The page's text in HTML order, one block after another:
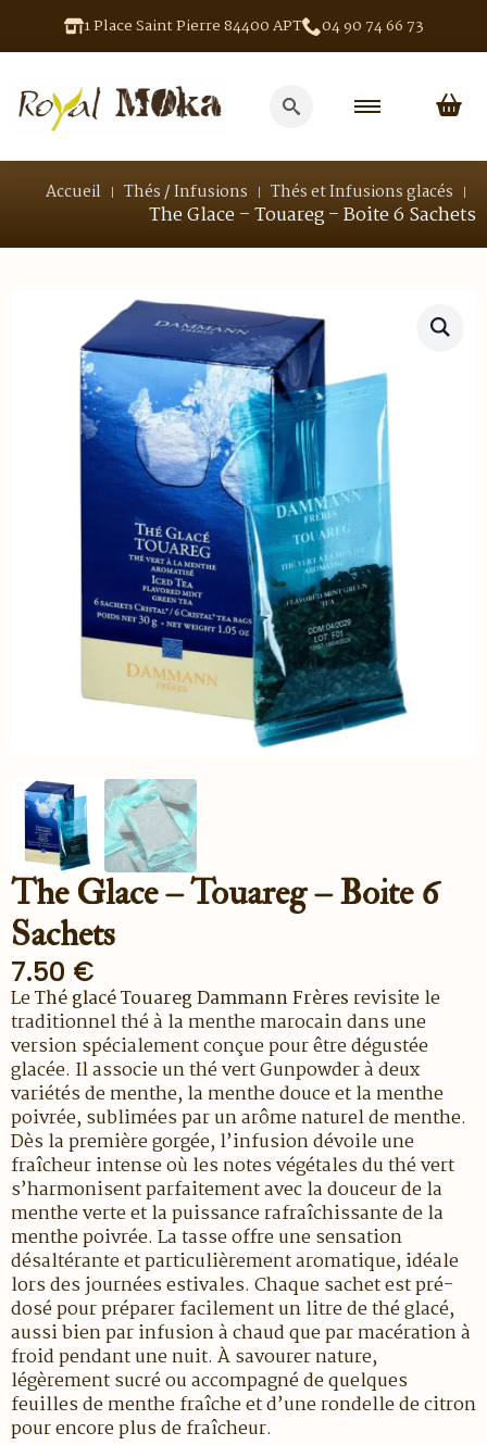
1 Place Saint Pierre 84400 APT 04 90 74 66 73
for:
Accueil Thés / Infusions Thés et Infusions glacés
The Glace – Touareg – Boite 6 Sachets
The Glace – Touareg – Boite 6
Sachets
7.50 €
LeThé glacé Touareg Dammann Frèresrevisite le
traditionnel thé à la menthe marocain dans une
version spécialement conçue pour être dégustée
glacée. Il associe un thé vert Gunpowder à deux
variétés de menthe, la menthe douce et la menthe
poivrée, sublimées par un arôme naturel de menthe.
Dès la première gorgée, l’infusion dévoile une
fraîcheur intense où les notes végétales du thé vert
s’harmonisent parfaitement avec la douceur de la
menthe verte et la puissance rafraîchissante de la
menthe poivrée. La tasse offre une sensation
désaltérante et particulièrement aromatique, idéale
lors des journées estivales. Chaque sachet est pré-
dosé pour préparer facilement un litre de thé glacé,
aussi bien par infusion à chaud que par macération à
froid pendant une nuit. À savourer nature,
légèrement sucré ou accompagné de quelques
feuilles de menthe fraîche et d’une rondelle de citron
pour encore plus de fraîcheur.